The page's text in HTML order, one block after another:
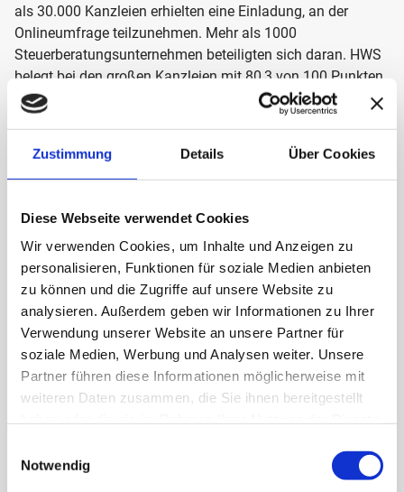
Zustimmung Details Über Cookies
Diese Webseite verwendet Cookies
Wir verwenden Cookies, um Inhalte und Anzeigen zu
personalisieren, Funktionen für soziale Medien anbieten
zu können und die Zugriffe auf unsere Website zu
analysieren. Außerdem geben wir Informationen zu Ihrer
Verwendung unserer Website an unsere Partner für
soziale Medien, Werbung und Analysen weiter. Unsere
Partner führen diese Informationen möglicherweise mit
weiteren Daten zusammen, die Sie ihnen bereitgestellt
Notwendig
als 30.000 Kanzleien erhielten eine Einladung, an der
Onlineumfrage teilzunehmen. Mehr als 1000
Steuerberatungsunternehmen beteiligten sich daran. HWS
belegt bei den großen Kanzleien mit 80,3 von 100 Punkten
einen hervorragenden sechsten Platz im Ranking.
Den Onlineartikel vom Handelsblatt finden Siehier.